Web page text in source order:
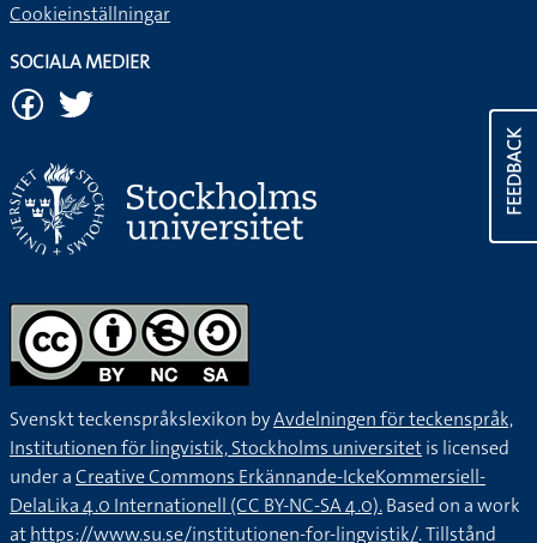
FEEDBACK
Cookieinställningar
SOCIALA MEDIER
Svenskt teckenspråkslexikon byAvdelningen för teckenspråk,
Institutionen för lingvistik, Stockholms universitetis licensed
under aCreative Commons Erkännande-IckeKommersiell-
DelaLika 4.0 Internationell (CC BY-NC-SA 4.0).Based on a work
athttps://www.su.se/institutionen-for-lingvistik/. Tillstånd